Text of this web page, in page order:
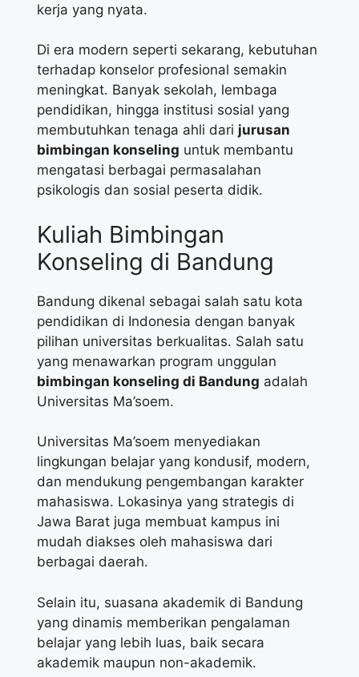
kerja yang nyata.
Di era modern seperti sekarang, kebutuhan
terhadap konselor profesional semakin
meningkat. Banyak sekolah, lembaga
pendidikan, hingga institusi sosial yang
membutuhkan tenaga ahli dari jurusan
bimbingan konseling untuk membantu
mengatasi berbagai permasalahan
psikologis dan sosial peserta didik.
Kuliah Bimbingan
Konseling di Bandung
Bandung dikenal sebagai salah satu kota
pendidikan di Indonesia dengan banyak
pilihan universitas berkualitas. Salah satu
yang menawarkan program unggulan
bimbingan konseling di Bandung adalah
Universitas Ma’soem.
Universitas Ma’soem menyediakan
lingkungan belajar yang kondusif, modern,
dan mendukung pengembangan karakter
mahasiswa. Lokasinya yang strategis di
Jawa Barat juga membuat kampus ini
mudah diakses oleh mahasiswa dari
berbagai daerah.
Selain itu, suasana akademik di Bandung
yang dinamis memberikan pengalaman
belajar yang lebih luas, baik secara
akademik maupun non-akademik.